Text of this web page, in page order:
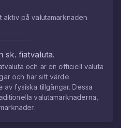
aktiv på valutamarknaden
sk. fiatvaluta.
och är en officiell valuta
och har sitt värde
av fysiska tillgångar. Dessa
valutamarknaderna,